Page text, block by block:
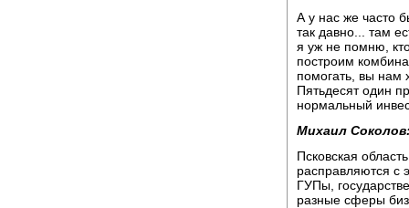
А у нас же часто
так давно... там
я уж не помню,
построим
помогать, вы нам
Пятьдесят один
нормальный
Михаил
Псковская
расправляются с
ГУПы,
разные сферы